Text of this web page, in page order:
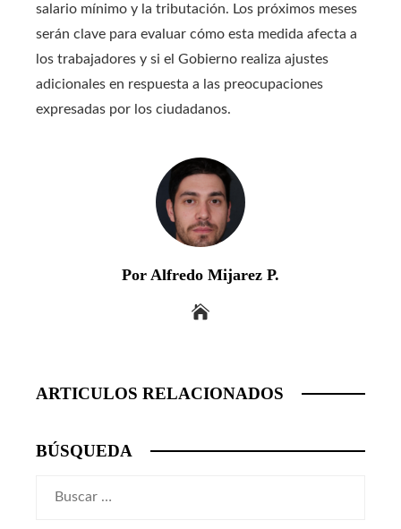
salario mínimo y la tributación. Los próximos meses
serán clave para evaluar cómo esta medida afecta a
los trabajadores y si el Gobierno realiza ajustes
adicionales en respuesta a las preocupaciones
expresadas por los ciudadanos.
Por Alfredo Mijarez P.
ARTICULOS RELACIONADOS
BÚSQUEDA